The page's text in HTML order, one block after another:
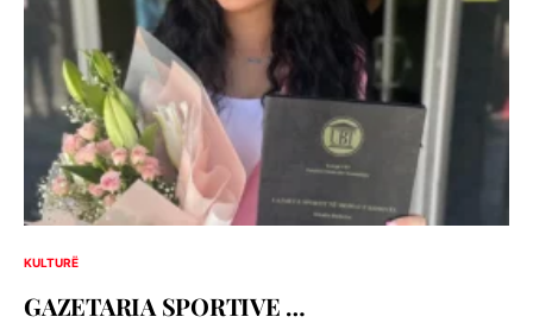
KULTURË
GAZETARIA SPORTIVE …